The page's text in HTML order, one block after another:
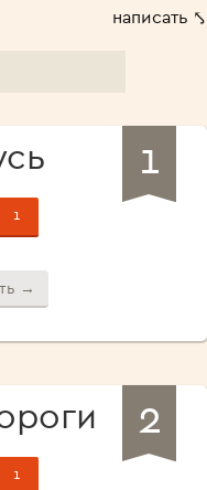
написать ⤣
1
1
→
2
1